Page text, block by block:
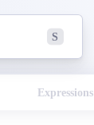
S
Expressions